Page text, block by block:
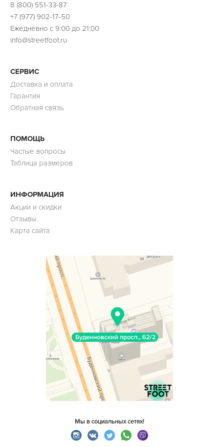
8 (800) 551-33-87
+7 (977) 902-17-50
Ежедневно с 9:00 до 21:00
info@streetfoot.ru
СЕРВИС
Доставка и оплата
Гарантия
Обратная связь
ПОМОЩЬ
Частые вопросы
Таблица размеров
ИНФОРМАЦИЯ
Акции и скидки
Отзывы
Карта сайта
Мы в социальных сетях!